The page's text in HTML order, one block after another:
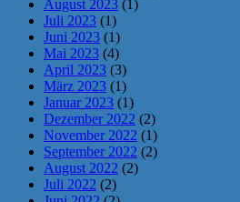
August 2023 (1)
Juli 2023 (1)
Juni 2023 (1)
Mai 2023 (4)
April 2023 (3)
März 2023 (1)
Januar 2023 (1)
Dezember 2022 (2)
November 2022 (1)
September 2022 (2)
August 2022 (2)
Juli 2022 (2)